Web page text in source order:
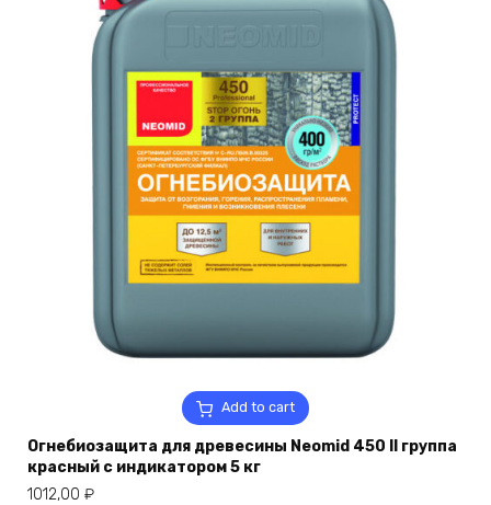
Add to cart
Огнебиозащита для древесины Neomid 450 II группа
красный с индикатором 5 кг
1012,00 ₽